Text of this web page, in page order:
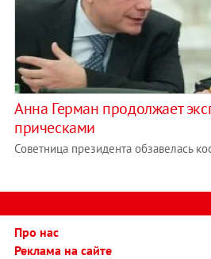
Анна Герман продолжает
прическами
Советница президента обзавелась
Про нас
Реклама на сайте